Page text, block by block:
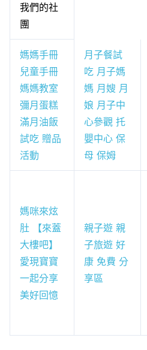
我們的社
團
媽媽手冊
兒童手冊
媽媽教室
彌月蛋糕
滿月油飯
試吃 贈品
活動
月子餐試
吃 月子媽
媽 月嫂 月
娘 月子中
心參觀 托
嬰中心 保
母 保姆
媽咪來炫
肚 【來蓋
大樓吧】
愛現寶寶
一起分享
美好回憶
親子遊 親
子旅遊 好
康 免費 分
享區